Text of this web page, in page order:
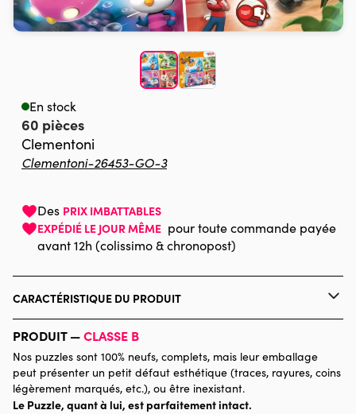
En stock
60 pièces
Clementoni
Clementoni-26453-GO-3
Des PRIX IMBATTABLES
EXPÉDIÉ LE JOUR MÊME pour toute commande payée
avant 12h (colissimo & chronopost)
CARACTÉRISTIQUE DU PRODUIT
Catégorie
Puzzles - Animaux en BD et
dessins
PRODUIT —CLASSE B
Nos puzzles sont 100% neufs, complets, mais leur emballage
peut présenter un petit défaut esthétique (traces, rayures, coins
légèrement marqués, etc.), ou être inexistant.
Le Puzzle, quant à lui, est parfaitement intact.